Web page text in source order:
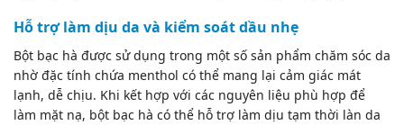
Hỗ trợ làm dịu da và kiểm soát dầu nhẹ
Bột bạc hà được sử dụng trong một số sản phẩm chăm sóc da
nhờ đặc tính chứa menthol có thể mang lại cảm giác mát
lạnh, dễ chịu. Khi kết hợp với các nguyên liệu phù hợp để
làm mặt nạ, bột bạc hà có thể hỗ trợ làm dịu tạm thời làn da